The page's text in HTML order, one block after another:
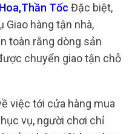
Tốc Đặc biệt,
Giao hàng tận nhà,
toàn rằng dòng sản
chuyển giao tận chỗ
việc tới cửa hàng mua
vụ, người chơi chỉ